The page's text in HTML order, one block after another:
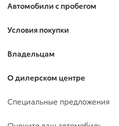
Автомобили с пробегом
Условия покупки
Владельцам
О дилерском центре
Специальные предложения